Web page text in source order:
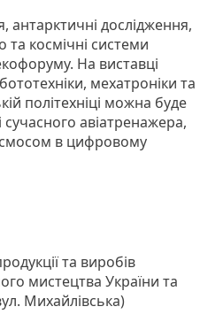
антарктичні дослідження,
космічні системи
На виставці
мехатроніки та
політехніці можна буде
сучасного авіатренажера,
в цифровому
та виробів
мистецтва України та
Михайлівська)